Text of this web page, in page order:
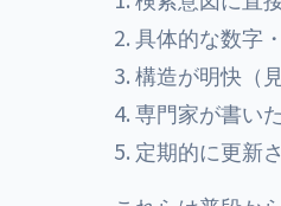
具体的な数字
構造が明快（
専門家が書い
定期的に更新